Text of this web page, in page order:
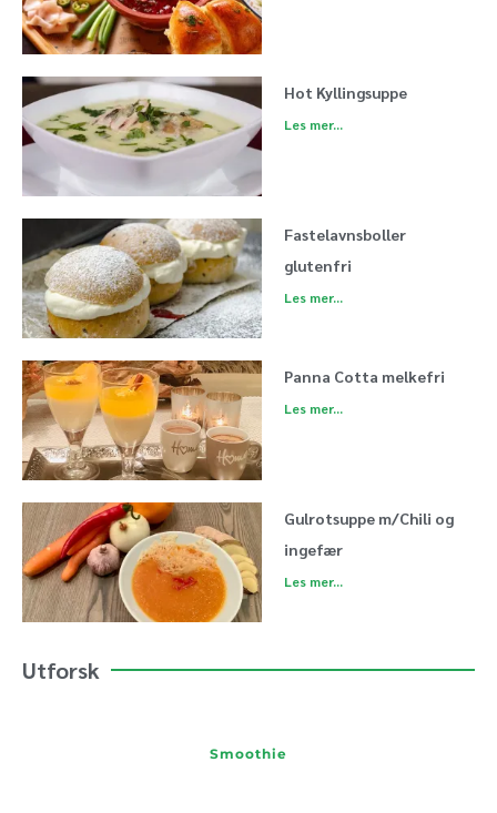
Hot Kyllingsuppe
Les mer...
Fastelavnsboller
glutenfri
Les mer...
Panna Cotta melkefri
Les mer...
Gulrotsuppe m/Chili og
ingefær
Les mer...
Utforsk
Smoothie